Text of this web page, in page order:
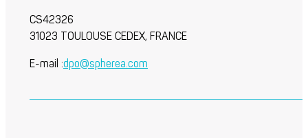
CS42326
31023 TOULOUSE CEDEX, FRANCE
E-mail :dpo@spherea.com